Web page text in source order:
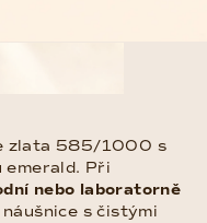
zlata 585/1000 s
emerald. Při
nebo laboratorně
s čistými